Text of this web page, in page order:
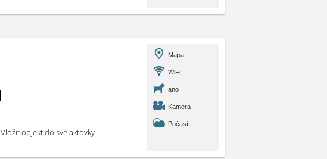
Vložit objekt do své aktovky
Mapa
WiFi
ano
Kamera
Počasí